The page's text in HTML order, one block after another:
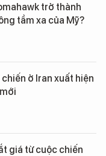
trở thành
tầm xa của Mỹ?
ở Iran xuất hiện
giá từ cuộc chiến